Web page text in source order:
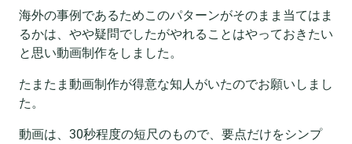
海外の事例であるためこのパターンがそのまま当てはま
るかは、やや疑問でしたがやれることはやっておきたい
と思い動画制作をしました。
たまたま動画制作が得意な知人がいたのでお願いしまし
た。
動画は、30秒程度の短尺のもので、要点だけをシンプ